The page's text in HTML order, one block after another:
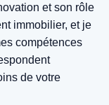
et son rôle
immobilier, et je
compétences
de votre